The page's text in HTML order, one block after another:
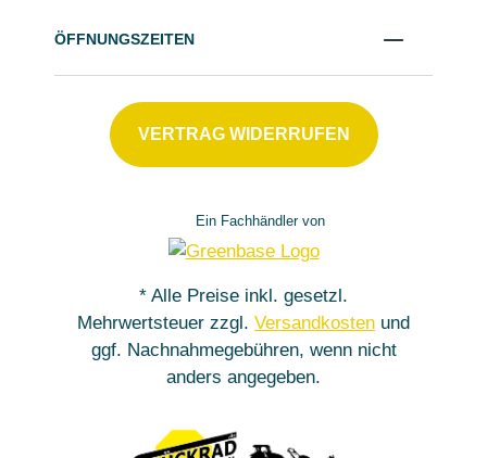
ÖFFNUNGSZEITEN
VERTRAG WIDERRUFEN
Ein Fachhändler von
* Alle Preise inkl. gesetzl.
Mehrwertsteuer zzgl. Versandkosten und
ggf. Nachnahmegebühren, wenn nicht
anders angegeben.